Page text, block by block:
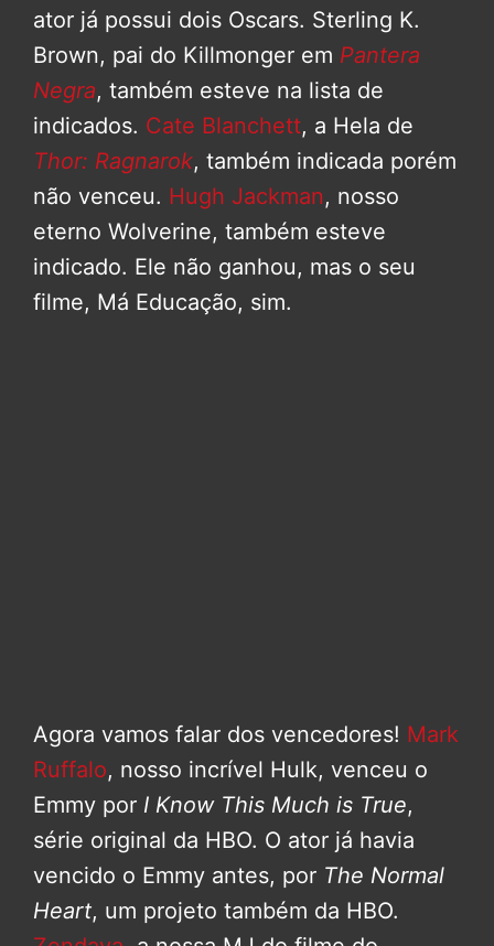
ator já possui dois Oscars. Sterling K.
Brown, pai do Killmonger em Pantera
Negra, também esteve na lista de
indicados. Cate Blanchett, a Hela de
Thor: Ragnarok, também indicada porém
não venceu. Hugh Jackman, nosso
eterno Wolverine, também esteve
indicado. Ele não ganhou, mas o seu
filme, Má Educação, sim.
Agora vamos falar dos vencedores! Mark
Ruffalo, nosso incrível Hulk, venceu o
Emmy por I Know This Much is True,
série original da HBO. O ator já havia
vencido o Emmy antes, por The Normal
Heart, um projeto também da HBO.